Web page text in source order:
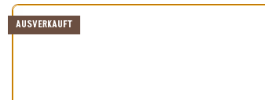
AUSVERKAUFT